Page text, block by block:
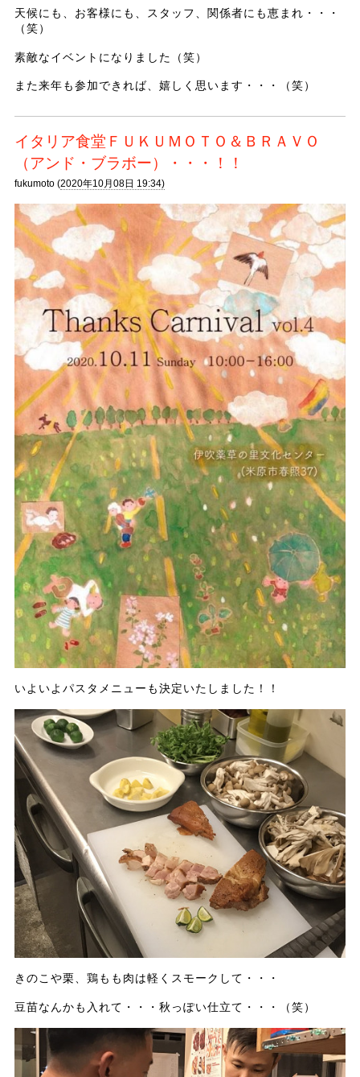
天候にも、お客様にも、スタッフ、関係者にも恵まれ・・・
（笑）
素敵なイベントになりました（笑）
また来年も参加できれば、嬉しく思います・・・（笑）
イタリア食堂ＦＵＫＵＭＯＴＯ＆ＢＲＡＶＯ
（アンド・ブラボー）・・・！！
fukumoto (2020年10月08日 19:34)
いよいよパスタメニューも決定いたしました！！
きのこや栗、鶏もも肉は軽くスモークして・・・
豆苗なんかも入れて・・・秋っぽい仕立て・・・（笑）